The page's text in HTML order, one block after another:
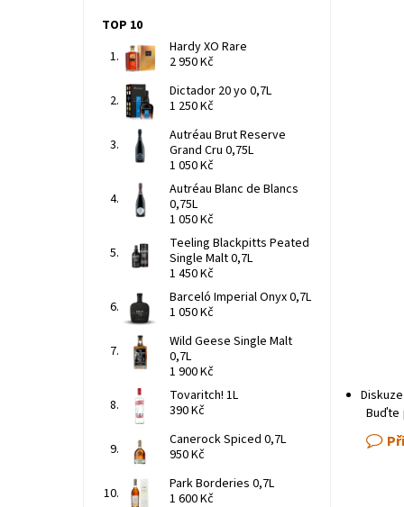
Diskuze
Buďte
TOP 10
Hardy XO Rare
2 950 Kč
Dictador 20 yo 0,7L
1 250 Kč
Autréau Brut Reserve
Grand Cru 0,75L
1 050 Kč
Autréau Blanc de Blancs
0,75L
1 050 Kč
Teeling Blackpitts Peated
Single Malt 0,7L
1 450 Kč
Barceló Imperial Onyx 0,7L
1 050 Kč
Wild Geese Single Malt
0,7L
1 900 Kč
Tovaritch! 1L
390 Kč
Canerock Spiced 0,7L
950 Kč
Park Borderies 0,7L
1 600 Kč